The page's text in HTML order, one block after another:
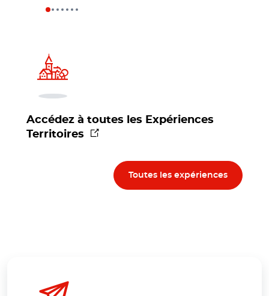
Accédez à toutes les Expériences
Territoires
(nouvelle fenêtre)
Toutes les expériences